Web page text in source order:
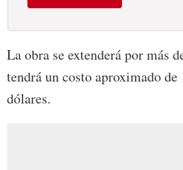
La obra se extenderá por más
tendrá un costo aproximado
dólares.